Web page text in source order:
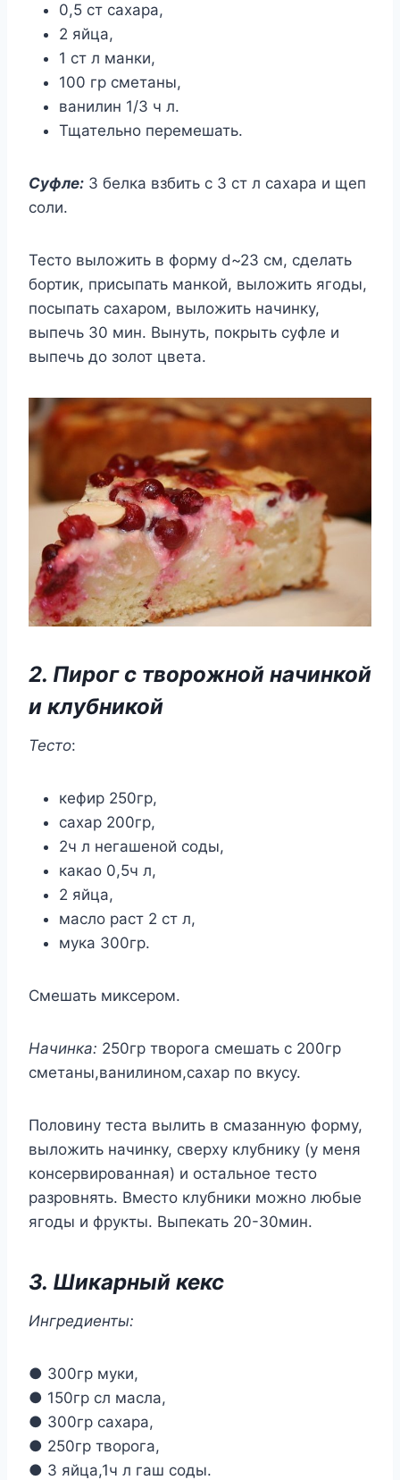
0,5 ст сахара,
2 яйца,
1 ст л манки,
100 гр сметаны,
ванилин 1/3 ч л.
Тщательно перемешать.
Суфле: 3 белка взбить с 3 ст л сахара и щеп
соли.
Тесто выложить в форму d~23 cм, сделать
бортик, присыпать манкой, выложить ягоды,
посыпать сахаром, выложить начинку,
выпечь 30 мин. Вынуть, покрыть суфле и
выпечь до золот цвета.
2. Пирог с творожной начинкой
и клубникой
Тесто:
кефир 250гр,
сахар 200гр,
2ч л негашеной соды,
какао 0,5ч л,
2 яйца,
масло раст 2 ст л,
мука 300гр.
Смешать миксером.
Начинка: 250гр творога смешать с 200гр
сметаны,ванилином,сахар по вкусу.
Половину теста вылить в смазанную форму,
выложить начинку, сверху клубнику (у меня
консервированная) и остальное тесто
разровнять. Вместо клубники можно любые
ягоды и фрукты. Выпекать 20-30мин.
3. Шикарный кекс
Ингредиенты:
● 300гр муки,
● 150гр сл масла,
● 300гр сахара,
● 250гр творога,
● 3 яйца,1ч л гаш соды.